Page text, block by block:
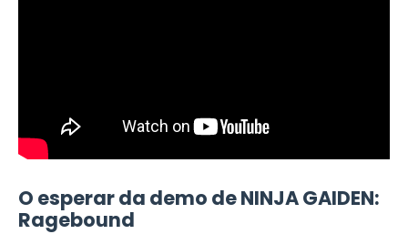
O esperar da demo de NINJA GAIDEN:
Ragebound